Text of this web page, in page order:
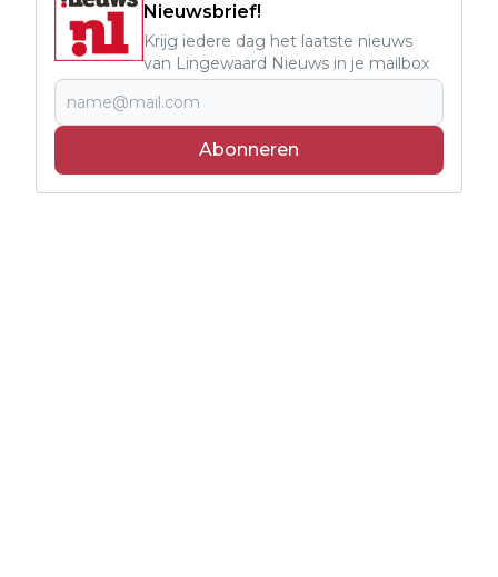
Nieuwsbrief!
Krijg iedere dag het laatste nieuws
van Lingewaard Nieuws in je mailbox
Abonneren